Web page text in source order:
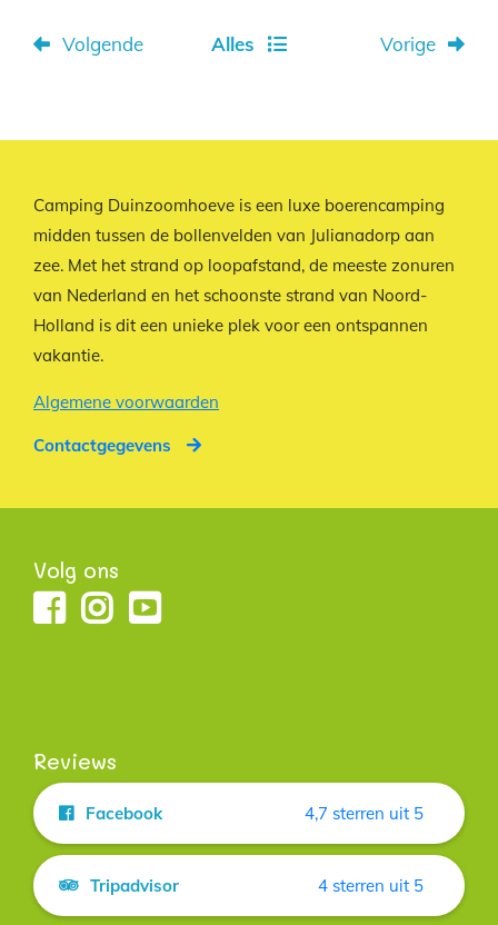
Volgende Alles Vorige
Camping Duinzoomhoeve is een luxe boerencamping
midden tussen de bollenvelden van Julianadorp aan
zee. Met het strand op loopafstand, de meeste zonuren
van Nederland en het schoonste strand van Noord-
Holland is dit een unieke plek voor een ontspannen
vakantie.
Algemene voorwaarden
Contactgegevens
Volg ons
Reviews
Facebook 4,7 sterren uit 5
Tripadvisor 4 sterren uit 5